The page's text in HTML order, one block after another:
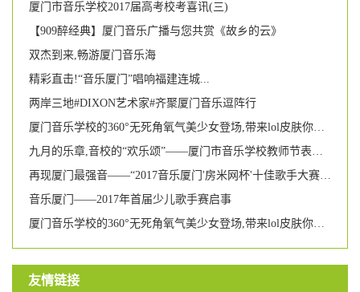
厦门市音乐学校2017届高考校考喜讯(三)
【909醉经典】厦门音乐广播与您共赏《故乡的云》
双杰到来,畅游厦门音乐海
精彩直击!“音乐厦门”唱响福建连城...
两岸三地#DIXON艺术家#齐聚厦门音乐逗阵行
厦门音乐学校的360°无死角氧气美少女登场,带来lol皮肤你要不要?
九月的乐章,音校的“欢乐颂”——厦门市音乐学校教师节表彰大会暨文艺汇演
再现厦门最强音——“2017音乐厦门'房米网杯'十佳歌手大赛”圆满落幕
音乐厦门——2017年首届少儿歌手赛启事
厦门音乐学校的360°无死角氧气美少女登场,带来lol皮肤你要不要?
友情链接